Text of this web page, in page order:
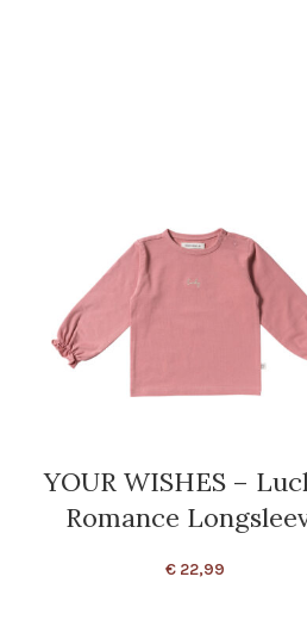
YOUR WISHES –
Romance
€22,99